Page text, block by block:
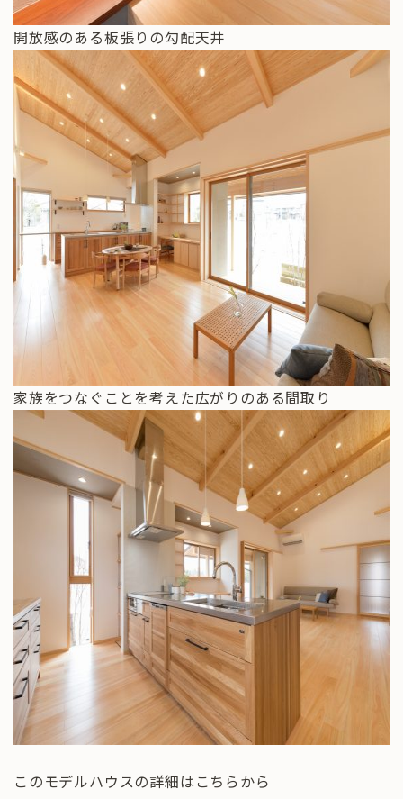
開放感のある板張りの勾配天井
家族をつなぐことを考えた広がりのある間取り
このモデルハウスの詳細はこちらから